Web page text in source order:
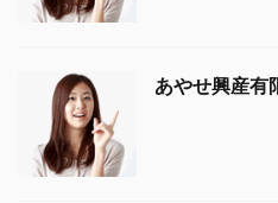
あやせ興産有